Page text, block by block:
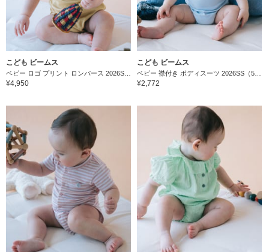
こども ビームス
¥4,950
こども ビームス
¥2,772